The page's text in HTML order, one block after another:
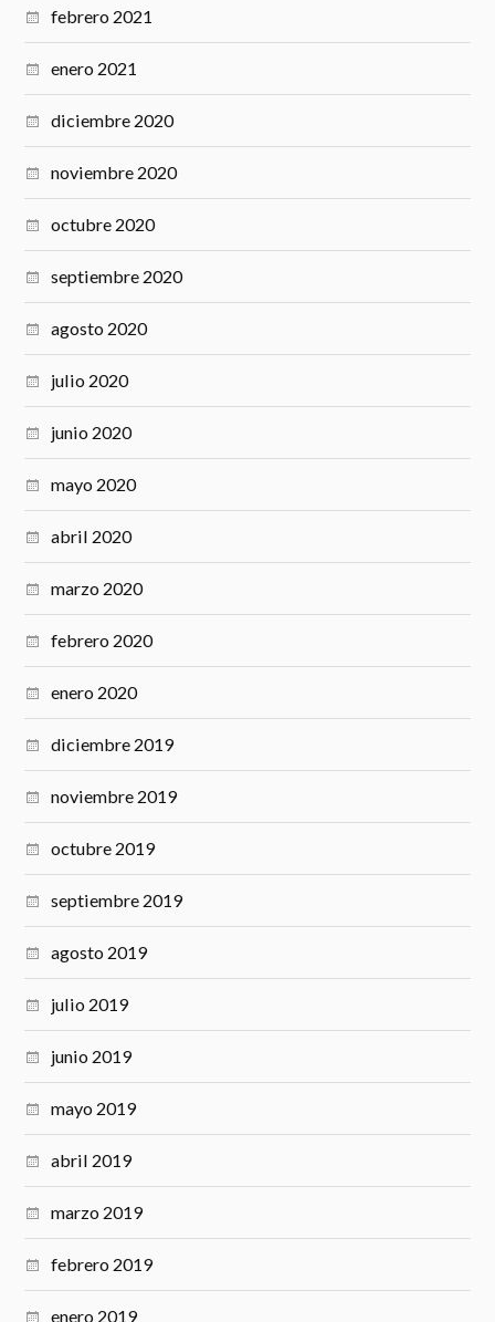
febrero 2021
enero 2021
diciembre 2020
noviembre 2020
octubre 2020
septiembre 2020
agosto 2020
julio 2020
junio 2020
mayo 2020
abril 2020
marzo 2020
febrero 2020
enero 2020
diciembre 2019
noviembre 2019
octubre 2019
septiembre 2019
agosto 2019
julio 2019
junio 2019
mayo 2019
abril 2019
marzo 2019
febrero 2019
enero 2019